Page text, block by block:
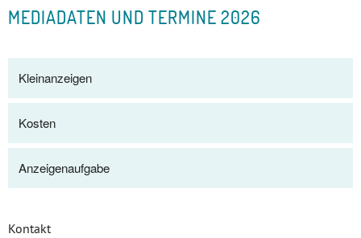
MEDIADATEN UND TERMINE 2026
Kleinanzeigen
Kosten
Anzeigenaufgabe
Kontakt